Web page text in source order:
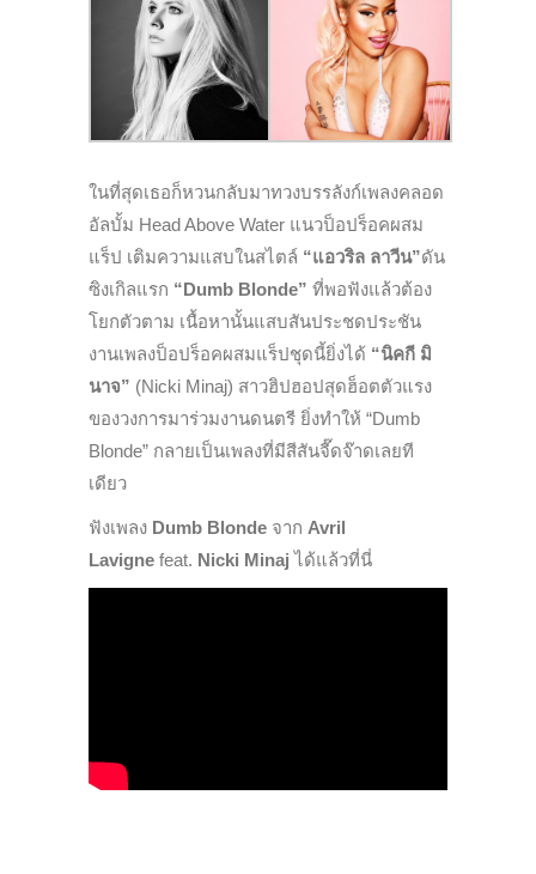
ในที่สุดเธอก็หวนกลับมาทวงบรรลังก์เพลงคลอด
อัลบั้ม Head Above Water แนวป็อปร็อคผสม
แร็ป เติมความแสบในสไตล์ “แอวริล ลาวีน”ดัน
ซิงเกิลแรก “Dumb Blonde” ที่พอฟังแล้วต้อง
โยกตัวตาม เนื้อหานั้นแสบสันประชดประชัน
งานเพลงป็อปร็อคผสมแร็ปชุดนี้ยิ่งได้ “นิคกี มิ
นาจ” (Nicki Minaj) สาวฮิปฮอปสุดฮ็อตตัวแรง
ของวงการมาร่วมงานดนตรี ยิ่งทำให้ “Dumb
Blonde” กลายเป็นเพลงที่มีสีสันจี๊ดจ๊าดเลยที
เดียว
ฟังเพลง Dumb Blonde จาก Avril
Lavigne feat. Nicki Minaj ได้แล้วที่นี่